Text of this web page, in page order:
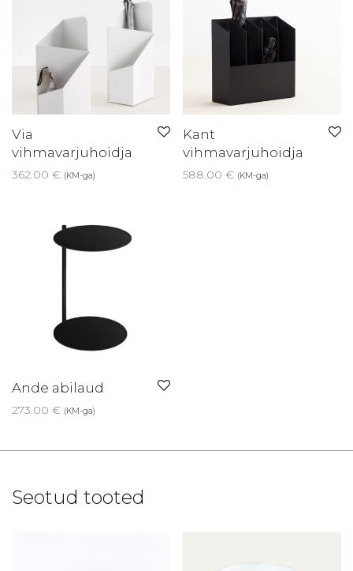
Via
vihmavarjuhoidja
362.00 € (KM-ga)
Kant
vihmavarjuhoidja
588.00 € (KM-ga)
Ande abilaud
273.00 € (KM-ga)
Seotud tooted